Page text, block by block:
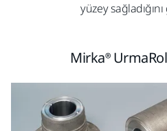
yüzey
Mirka®